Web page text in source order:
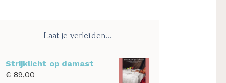
Laat je verleiden…
Strijklicht op damast
€ 89,00